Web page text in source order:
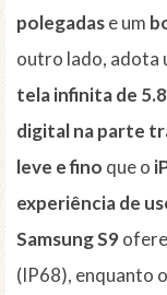
polegadase um
outro lado, adota
tela infinita de
digital na parte
leve e fino que o
experiência de
Samsung S9
(IP68), enquanto o